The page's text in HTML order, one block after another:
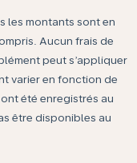
les montants sont en
Aucun frais de
peut s’appliquer
varier en fonction de
été enregistrés au
être disponibles au